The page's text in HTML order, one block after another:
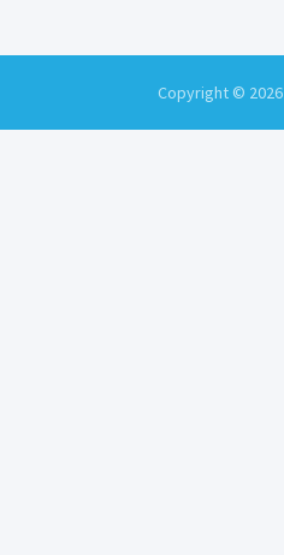
Copyright © 2026